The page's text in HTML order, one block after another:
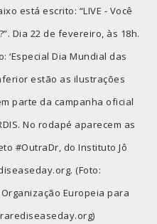
está escrito: “LIVE - Você
Dia 22 de fevereiro, às 18h.
Dia Mundial das
estão as ilustrações
parte da campanha oficial
No rodapé aparecem as
#OutraDr, do Instituto Jô
(Foto:
Europeia para